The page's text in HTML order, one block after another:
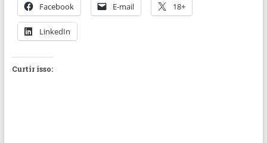
Facebook E-mail 18+
LinkedIn
Curtir isso: